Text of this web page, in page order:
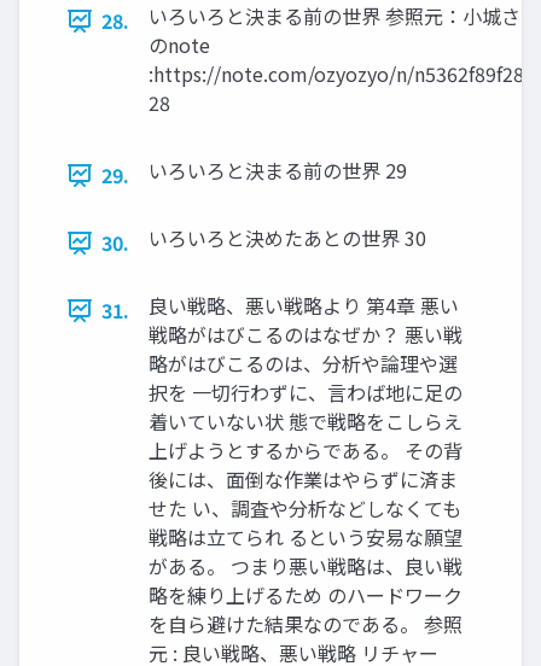
28.
いろいろと決まる前の世界 参照元：小城さん
のnote
:https://note.com/ozyozyo/n/
28
29. いろいろと決まる前の世界 29
30. いろいろと決めたあとの世界 30
31.
良い戦略、悪い戦略より 第4章 悪い
戦略がはびこるのはなぜか？ 悪い戦
略がはびこるのは、分析や論理や選
択を 一切行わずに、言わば地に足の
着いていない状 態で戦略をこしらえ
上げようとするからである。 その背
後には、面倒な作業はやらずに済ま
せた い、調査や分析などしなくても
戦略は立てられ るという安易な願望
がある。 つまり悪い戦略は、良い戦
略を練り上げるため のハードワーク
を自ら避けた結果なのである。 参照
元 : 良い戦略、悪い戦略 リチャー